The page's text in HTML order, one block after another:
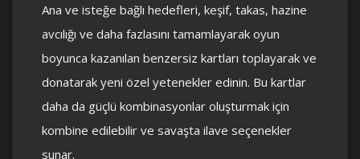
Ana ve isteğe bağlı hedefleri, keşif, takas, hazine
avcılığı ve daha fazlasını tamamlayarak oyun
boyunca kazanılan benzersiz kartları toplayarak ve
donatarak yeni özel yetenekler edinin. Bu kartlar
daha da güçlü kombinasyonlar oluşturmak için
kombine edilebilir ve savaşta ilave seçenekler
sunar.